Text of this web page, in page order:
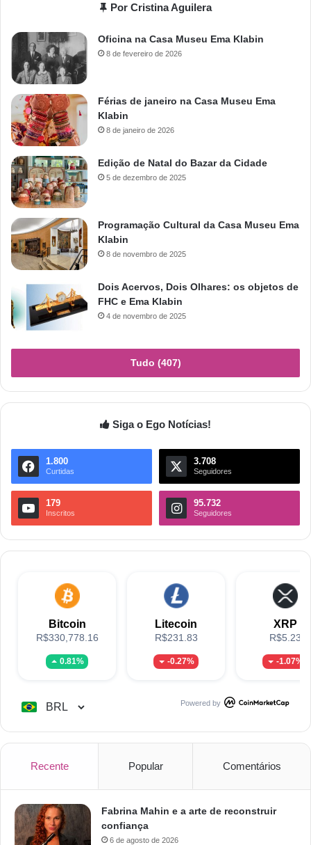
Por Cristina Aguilera
Oficina na Casa Museu Ema Klabin
8 de fevereiro de 2026
Férias de janeiro na Casa Museu Ema
Klabin
8 de janeiro de 2026
Edição de Natal do Bazar da Cidade
5 de dezembro de 2025
Programação Cultural da Casa Museu Ema
Klabin
8 de novembro de 2025
Dois Acervos, Dois Olhares: os objetos de
FHC e Ema Klabin
4 de novembro de 2025
Tudo (407)
Siga o Ego Notícias!
1.800
Curtidas
3.708
Seguidores
179
Inscritos
95.732
Seguidores
Bitcoin
R$330,778.16
0.81%
Litecoin
R$231.83
-0.27%
XRP
R$5.23
-1.07%
Powered by
Recente Popular Comentários
Fabrina Mahin e a arte de reconstruir
confiança
6 de agosto de 2026